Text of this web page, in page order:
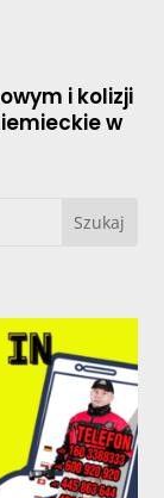
i kolizji
w